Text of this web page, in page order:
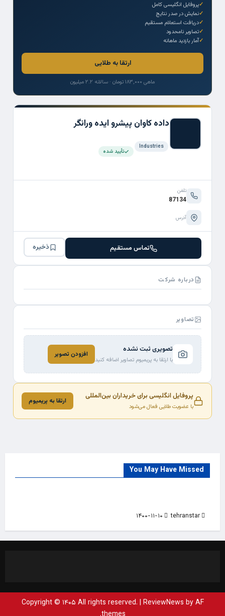
داده کاوان پیشرو ایده ورانگر
Industries
تأیید شده
تلفن
87134
آدرس
تماس مستقیم ذخیره
درباره شرکت
تصاویر
تصویری ثبت نشده
با ارتقا به پریمیوم تصاویر اضافه کنید
افزودن تصویر
پروفایل انگلیسی برای خریداران بین‌المللی
با عضویت طلایی فعال می‌شود
ارتقا به پریمیوم
پروفایل انگلیسی کامل
نمایش در صدر نتایج
دریافت استعلام مستقیم
تصاویر نامحدود
آمار بازدید ماهانه
ارتقا به طلایی
ماهی ۱۸۳,۰۰۰ تومان · سالانه ۲.۲ میلیون
You May Have Missed
Countries
India
Trade Source
tehranstar
Copyright © ۱۴۰۵ All rights reserved. | ReviewNews by AF